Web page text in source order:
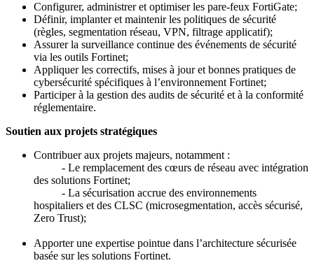
Configurer, administrer et optimiser les pare-feux FortiGate;
Définir, implanter et maintenir les politiques de sécurité
(règles, segmentation réseau, VPN, filtrage applicatif);
Assurer la surveillance continue des événements de sécurité
via les outils Fortinet;
Appliquer les correctifs, mises à jour et bonnes pratiques de
cybersécurité spécifiques à l’environnement Fortinet;
Participer à la gestion des audits de sécurité et à la conformité
réglementaire.
Soutien aux projets stratégiques
Contribuer aux projets majeurs, notamment :
- Le remplacement des cœurs de réseau avec intégration
des solutions Fortinet;
- La sécurisation accrue des environnements
hospitaliers et des CLSC (microsegmentation, accès sécurisé,
Zero Trust);
Apporter une expertise pointue dans l’architecture sécurisée
basée sur les solutions Fortinet.